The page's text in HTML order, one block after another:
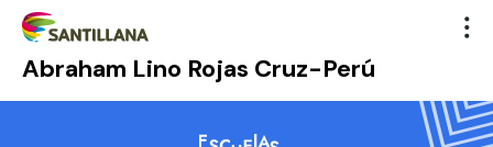
Abraham Lino Rojas Cruz-Perú